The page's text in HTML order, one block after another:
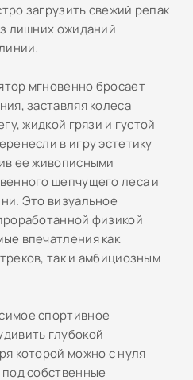
загрузить свежий репак
лишних ожиданий
мгновенно бросает
заставляя колеса
жидкой грязи и густой
в игру эстетику
ее живописными
шепчущего леса и
Это визуальное
физикой
впечатления как
так и амбициозным
спортивное
глубокой
которой можно с нуля
собственные